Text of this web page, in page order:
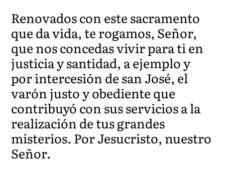
Renovados con este sacramento
que da vida, te rogamos, Señor,
que nos concedas vivir para ti en
justicia y santidad, a ejemplo y
por intercesión de san José, el
varón justo y obediente que
contribuyó con sus servicios a la
realización de tus grandes
misterios. Por Jesucristo, nuestro
Señor.